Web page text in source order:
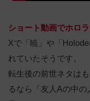
ショート動画でホロ
Xで「暁」や「
れていたそうです。
転生後の前世ネタは
るなら「友人Aの中